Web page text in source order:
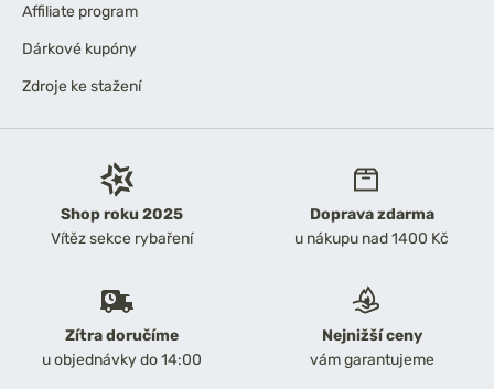
Shop roku 2025
Vítěz sekce rybaření
Doprava zdarma
u nákupu nad 1400 Kč
Zítra doručíme
u objednávky do 14:00
Nejnižší ceny
vám garantujeme
Affiliate program
Dárkové kupóny
Zdroje ke stažení